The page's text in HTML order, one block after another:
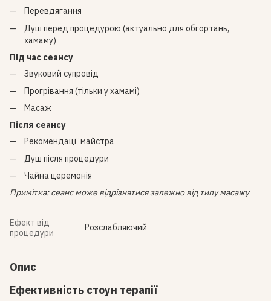
Перевдягання
Душ перед процедурою (актуально для обгортань,
хамаму)
Під час сеансу
Звуковий супровід
Прогрівання (тільки у хамамі)
Масаж
Після сеансу
Рекомендації майстра
Душ після процедури
Чайна церемонія
Примітка: сеанс може відрізнятися залежно від типу масажу
Ефект від
процедури
Розслабляючий
Опис
Ефективність стоун терапії